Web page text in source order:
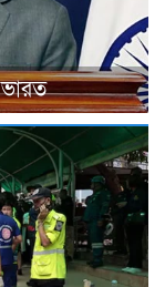
ভারত